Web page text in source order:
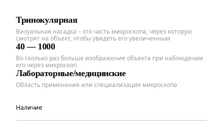
Тринокулярная
Визуальная насадка – это часть микроскопа, через которую
смотрят на объект, чтобы увидеть его увеличенным
40 — 1000
Во сколько раз больше изображение объекта при наблюдении
его через микроскоп
Лабораторные/медицинские
Область применения или специализация микроскопа
Наличие